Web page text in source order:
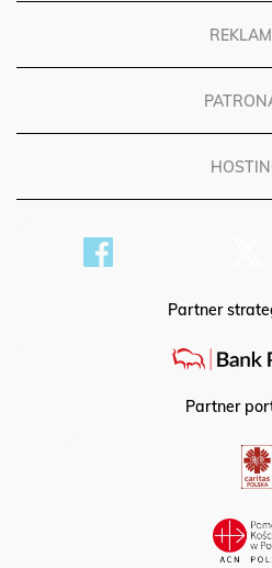
Partner
Partner